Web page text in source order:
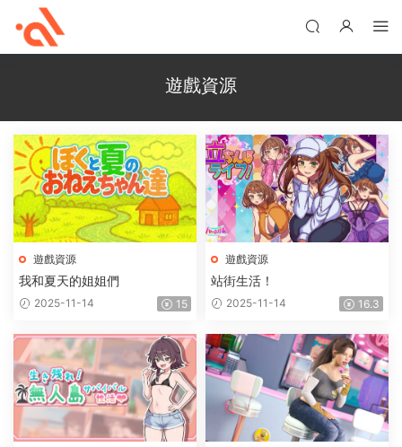
遊戲資源
遊戲資源
我和夏天的姐姐們
2025-11-14 15
遊戲資源
站街生活！
2025-11-14 16.3